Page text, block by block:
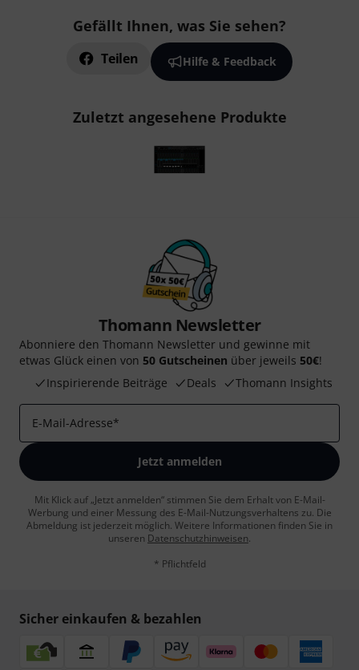
Gefällt Ihnen, was Sie sehen?
Teilen Hilfe & Feedback
Zuletzt angesehene Produkte
Thomann Newsletter
Abonniere den Thomann Newsletter und gewinne mit
etwas Glück einen von 50 Gutscheinen über jeweils 50€!
Inspirierende Beiträge
Deals Thomann Insights
E-Mail-Adresse*
Jetzt anmelden
Mit Klick auf „Jetzt anmelden“ stimmen Sie dem Erhalt von E-Mail-
Werbung und einer Messung des E-Mail-Nutzungsverhaltens zu. Die
Abmeldung ist jederzeit möglich. Weitere Informationen finden Sie in
unseren Datenschutzhinweisen.
* Pflichtfeld
Sicher einkaufen & bezahlen